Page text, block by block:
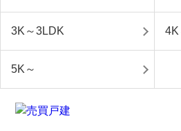
3K～3LDK 4K
5K～